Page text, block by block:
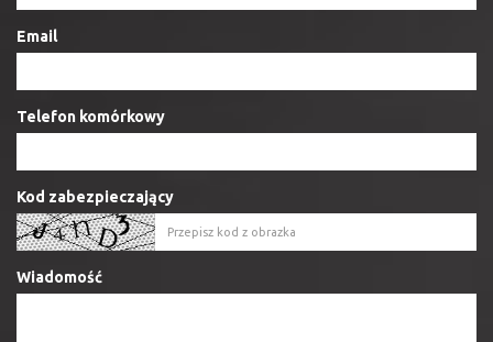
Email
Telefon komórkowy
Kod zabezpieczający
Wiadomość